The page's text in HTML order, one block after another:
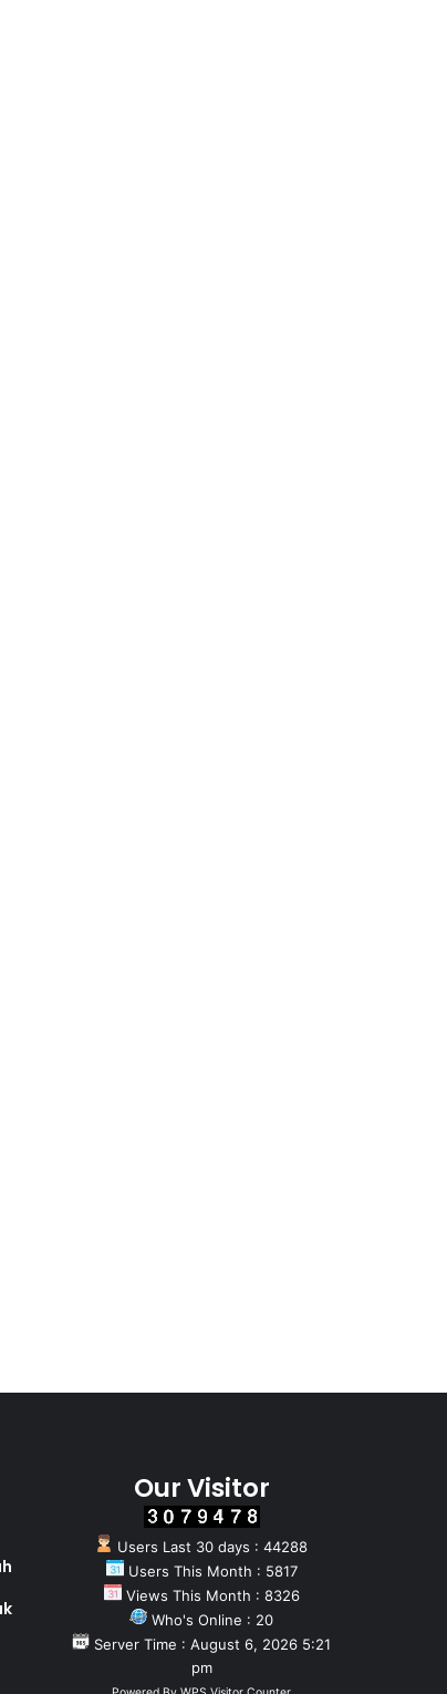
Our Visitor
Users Last 30 days : 44288
Users This Month : 5817
Views This Month : 8326
Who's Online : 20
Server Time : August 6, 2026 5:21
pm